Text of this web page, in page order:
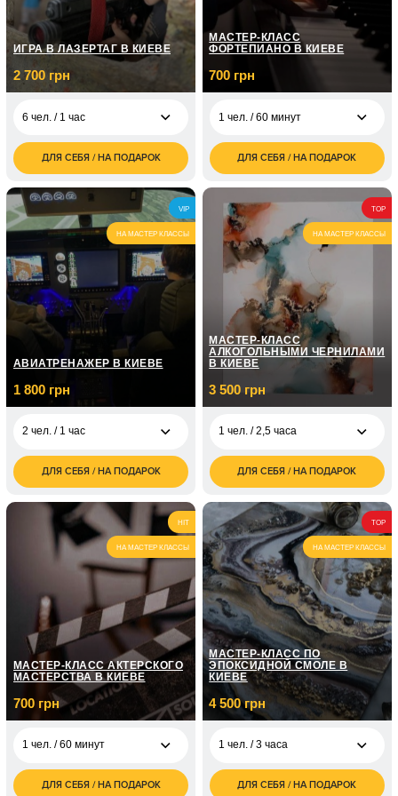
ИГРА В ЛАЗЕРТАГ В КИЕВЕ
2 700 грн
6 чел. / 1 час
2 700
грн
6 чел. / 2 часа
4 800
грн
ДЛЯ СЕБЯ / НА ПОДАРОК
МАСТЕР-КЛАСС
ФОРТЕПИАНО В КИЕВЕ
700 грн
1 чел. / 60 минут
грн
1 чел. / Курс
фортепиано / 8
занятий по 1 часу
5 050
грн
1 чел. / Курс
фортепиано / 12
занятий по 1 часу
ДЛЯ СЕБЯ / НА ПОДАРОК
VIP
НА МАСТЕР КЛАССЫ
АВИАТРЕНАЖЕР В КИЕВЕ
1 800 грн
2 чел. / 1 час
1 800
грн
ДЛЯ СЕБЯ / НА ПОДАРОК
TOP
НА МАСТЕР КЛАССЫ
МАСТЕР-КЛАСС
АЛКОГОЛЬНЫМИ ЧЕРНИЛАМИ
В КИЕВЕ
3 500 грн
1 чел. / 2,5 часа
3 500
грн
2 чел. / 2,5 часа
7 000
грн
ДЛЯ СЕБЯ / НА ПОДАРОК
HIT
НА МАСТЕР КЛАССЫ
МАСТЕР-КЛАСС АКТЕРСКОГО
МАСТЕРСТВА В КИЕВЕ
700 грн
1 чел. / 60 минут
ДЛЯ СЕБЯ / НА ПОДАРОК
TOP
НА МАСТЕР КЛАССЫ
МАСТЕР-КЛАСС ПО
ЭПОКСИДНОЙ СМОЛЕ В
КИЕВЕ
4 500 грн
1 чел. / 3 часа
4 500
ДЛЯ СЕБЯ / НА ПОДАРОК